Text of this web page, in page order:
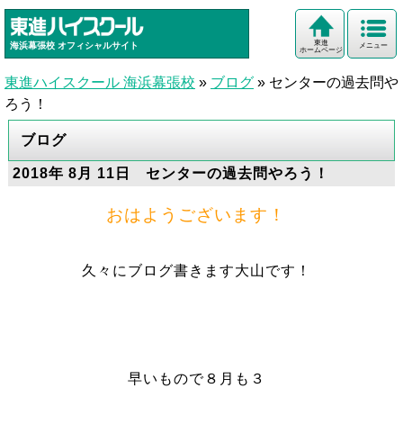
海浜幕張校 オフィシャルサイト メニュー
東進
ホームページ
東進ハイスクール 海浜幕張校 » ブログ » センターの過去問や
ろう！
ブログ
2018年 8月 11日 センターの過去問やろう！
おはようございます！
久々にブログ書きます大山です！
早いもので８月も３